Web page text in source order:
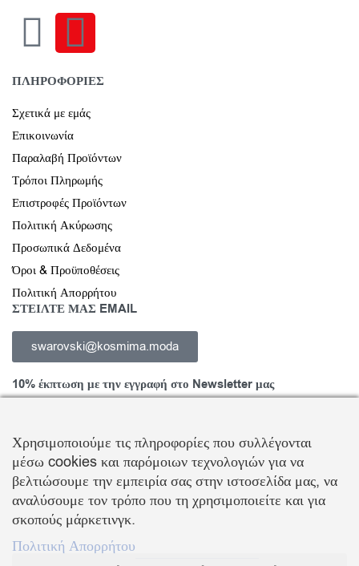
ΠΛΗΡΟΦΟΡΙΕΣ
Σχετικά με εμάς
Επικοινωνία
Παραλαβή Προϊόντων
Τρόποι Πληρωμής
Επιστροφές Προϊόντων
Πολιτική Ακύρωσης
Προσωπικά Δεδομένα
Όροι & Προϋποθέσεις
Πολιτική Απορρήτου
ΣΤΕΙΛΤΕ ΜΑΣ EMAIL
swarovski@kosmima.moda
10% έκπτωση με την εγγραφή στο Newsletter μας
Εγγραφείτε στο Newsletter και ενημερωθείτε για νέα προϊόντα,
τάσεις και προσφορές, καθώς και για να λάβετεκουπόνι έκπτωσης
10%με την πρώτη σας αγορά!
ΒΑΛΛΗΣ Χ.-ΑΒΑΓΙΑΝΟΣ Ε. ΕΜΠΟΡΙΚΗ ΕΤΑΙΡΕΙΑ Ο.Ε.
Χρησιμοποιούμε τις πληροφορίες που συλλέγονται
μέσω cookies και παρόμοιων τεχνολογιών για να
βελτιώσουμε την εμπειρία σας στην ιστοσελίδα μας, να
αναλύσουμε τον τρόπο που τη χρησιμοποιείτε και για
σκοπούς μάρκετινγκ.
Πολιτική Απορρήτου